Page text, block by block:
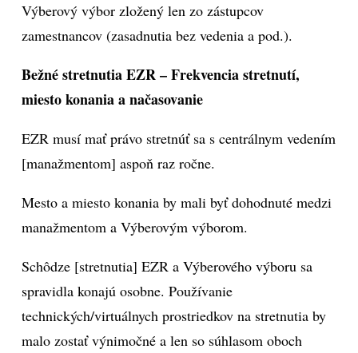
Výberový výbor zložený len zo zástupcov
zamestnancov (zasadnutia bez vedenia a pod.).
Bežné stretnutia EZR – Frekvencia stretnutí,
miesto konania a načasovanie
EZR musí mať právo stretnúť sa s centrálnym vedením
[manažmentom] aspoň raz ročne.
Mesto a miesto konania by mali byť dohodnuté medzi
manažmentom a Výberovým výborom.
Schôdze [stretnutia] EZR a Výberového výboru sa
spravidla konajú osobne. Používanie
technických/virtuálnych prostriedkov na stretnutia by
malo zostať výnimočné a len so súhlasom oboch